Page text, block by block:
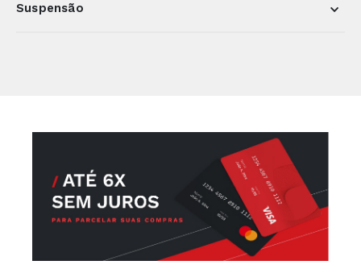
Suspensão